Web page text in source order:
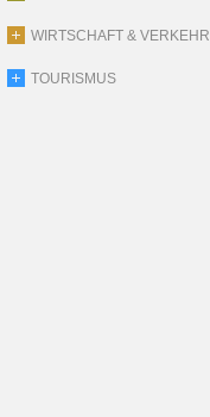
WIRTSCHAFT & VERKEHR
TOURISMUS